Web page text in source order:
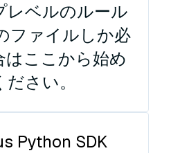
レベルのルール
ファイルしか必
はここから始め
さい。
Python SDK